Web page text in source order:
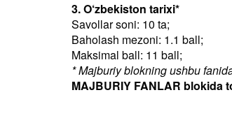
3. O‘zbekiston tarixi*
Savollar soni: 10 ta;
Baholash mezoni: 1.1 ball;
Maksimal ball: 11 ball;
* Majburiy blokning ushbu
MAJBURIY FANLAR blokida